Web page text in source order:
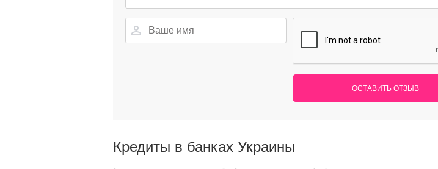
ОСТАВИТЬ ОТЗЫВ
Кредиты в банках Украины